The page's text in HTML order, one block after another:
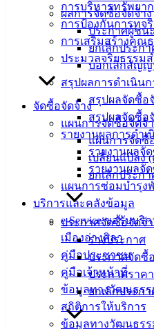
ผลการจัดซื้อจัดจ้าง
ประกาศผู้ชน
ยกเลิกประก
บอกเลิกสัญญ
สรุปผลการดำเนิน
สรุปผลจัดซื้อ
สรุปผลจัดซื้อ
รายงานผลการดำ
รายงานผลจั
รายงานผลจั
แผนการซ่อมบำรุง
บริการและคลังข้อมูล
e-Service ขอรับบริ
เมืองอ่างศิลา
คู่มือประชาชน
คู่มือเจ้าหน้าที่
ข้อมูลทางวัฒนธรร
สถิติการให้บริการ
ข้อมูลทางวัฒนธรร
การบริหารทรัพยา
การป้องกันการทุจ
การเสริมสร้างคุณ
ประมวลจริยธรรม
จัดซื้อจัดจ้าง
แผนการจัดซื้อจัดจ้
แผนการจัดซื้
เปลี่ยนแปลง
ยกเลิกประก
ประกาศจัดซื้อจัดจ้
ร่างประกาศ
ประกาศจัดซื้
ประกาศราค
ยกเลิกประก
ศุนย์
ข้อมูล
ข่าวสาร
อิเล็กทรอนิกส์
องค์
ความรู้
(Knowledge
Management)
เทศบาล
สายตรง
ประวัติ
เทศบาล
ผู้บริหาร
และ
หัวหน้า